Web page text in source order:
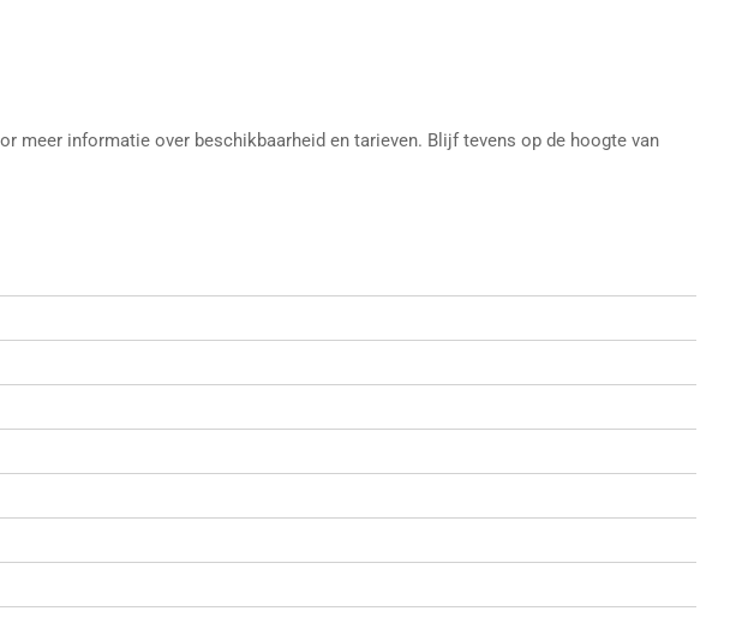
meer informatie over beschikbaarheid en tarieven. Blijf tevens op de hoogte van